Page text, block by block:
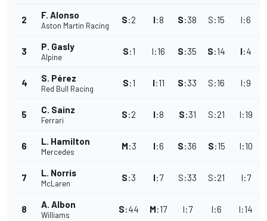
2 F. Alonso
Aston Martin Racing
S:2 I:8 S:38 S:15 I:6
3 P. Gasly
Alpine
S:1 I:16 S:35 S:14 I:4
4 S. Pérez
Red Bull Racing
S:1 I:11 S:33 S:16 I:9
5 C. Sainz
Ferrari
S:2 I:8 S:31 S:21 I:19
6 L. Hamilton
Mercedes
M:3 I:6 S:36 S:15 I:10
7 L. Norris
McLaren
S:3 I:7 S:33 S:21 I:7
8 A. Albon
Williams
S:44 M:17 I:7 I:6 I:14